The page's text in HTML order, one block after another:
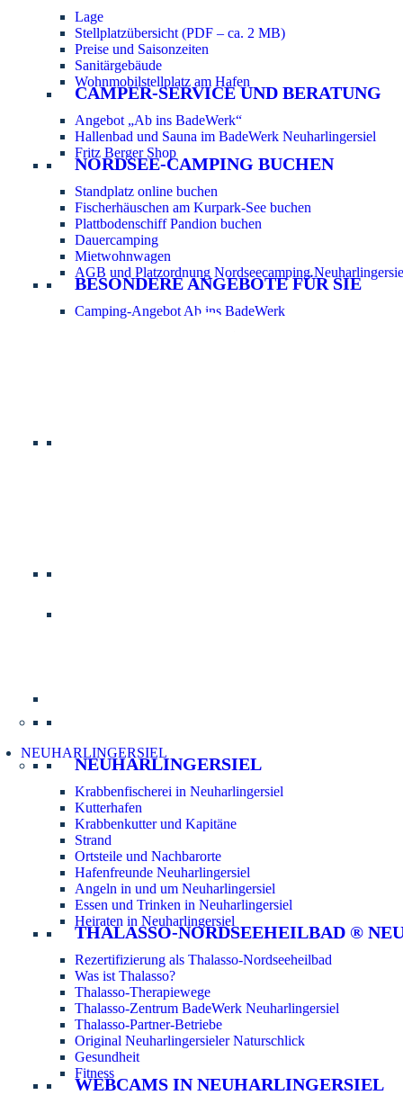
Lage
Stellplatzübersicht (PDF – ca. 2 MB)
Preise und Saisonzeiten
Sanitärgebäude
Wohnmobilstellplatz am Hafen
CAMPER-SERVICE UND BERATUNG
Angebot „Ab ins BadeWerk“
Hallenbad und Sauna im BadeWerk Neuharlingersiel
Fritz Berger Shop
NORDSEE-CAMPING BUCHEN
Standplatz online buchen
Fischerhäuschen am Kurpark-See buchen
Plattbodenschiff Pandion buchen
Dauercamping
Mietwohnwagen
AGB und Platzordnung Nordseecamping
BESONDERE ANGEBOTE FÜR SIE
Camping-Angebot Ab ins BadeWerk
NEUHARLINGERSIEL
NEUHARLINGERSIEL
Krabbenfischerei in Neuharlingersiel
Kutterhafen
Krabbenkutter und Kapitäne
Strand
Ortsteile und Nachbarorte
Hafenfreunde Neuharlingersiel
Angeln in und um Neuharlingersiel
Essen und Trinken in Neuharlingersiel
Heiraten in Neuharlingersiel
THALASSO-NORDSEEHEILBAD ®
Rezertifizierung als Thalasso-Nordseeheilbad
Was ist Thalasso?
Thalasso-Therapiewege
Thalasso-Zentrum BadeWerk Neuharlingersiel
Thalasso-Partner-Betriebe
Original Neuharlingersieler Naturschlick
Gesundheit
Fitness
WEBCAMS IN NEUHARLINGERSIEL